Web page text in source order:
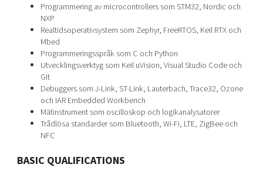
Programmering av microcontrollers som STM32, Nordic och
NXP
Realtidsoperativsystem som Zephyr, FreeRTOS, Keil RTX och
Mbed
Programmeringsspråk som C och Python
Utvecklingsverktyg som Keil uVision, Visual Studio Code och
Git
Debuggers som J-Link, ST-Link, Lauterbach, Trace32, Ozone
och IAR Embedded Workbench
Mätinstrument som oscilloskop och logikanalysatorer
Trådlösa standarder som Bluetooth, Wi-Fi, LTE, ZigBee och
NFC
BASIC QUALIFICATIONS